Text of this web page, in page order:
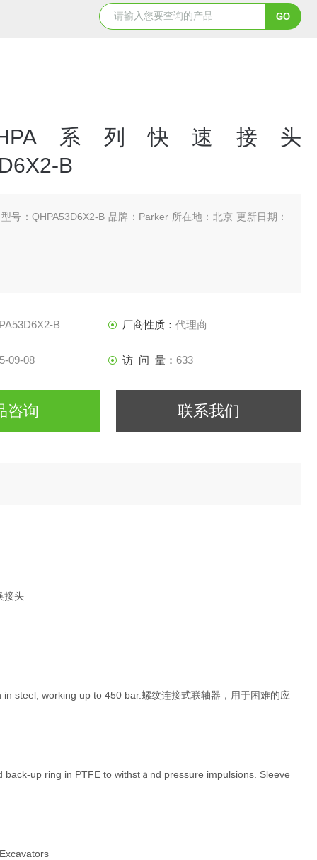
5347信德迈代理Parker 45度绝缘防水接头 5353信
系列快速接头
B
号：QHPA53D6X2-B 品牌：Parker 所在地：北京 更新日期：
B 厂商性质： 代理商
09-08 访 问 量： 633
咨询 联系我们
接头
steel, working up to 450 bar.螺纹连接式联轴器，用于困难的应
up ring in PTFE to withstａnd pressure impulsions. Sleeve